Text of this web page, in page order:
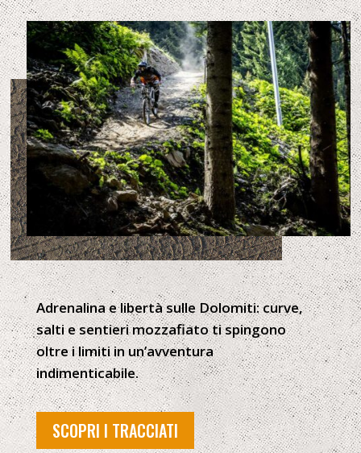
Adrenalina e libertà sulle Dolomiti: curve,
salti e sentieri mozzafiato ti spingono
oltre i limiti in un’avventura
indimenticabile.
SCOPRI I TRACCIATI